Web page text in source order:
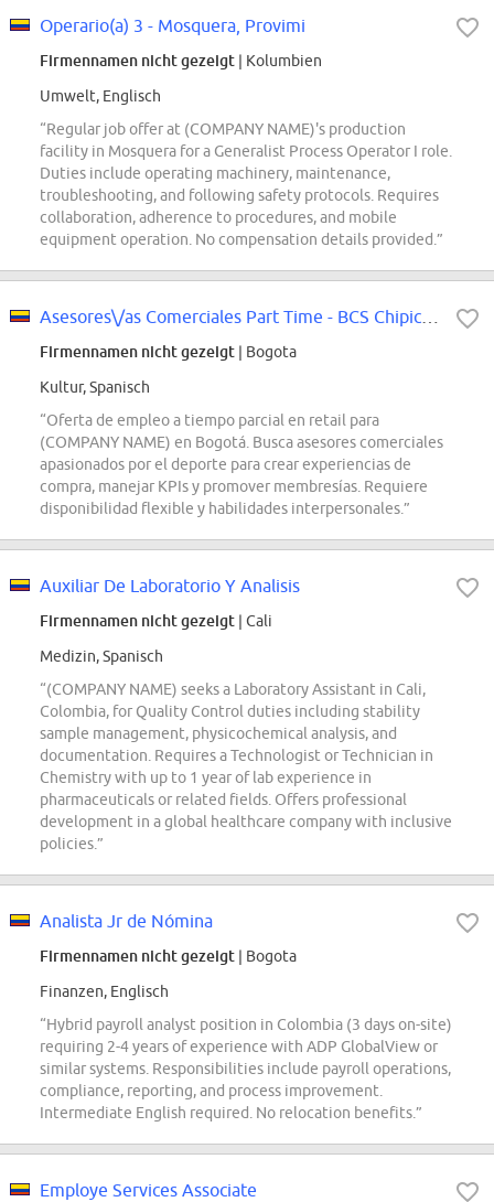
Operario(a) 3 - Mosquera, Provimi
Firmennamen nicht gezeigt | Kolumbien
Umwelt, Englisch
“Regular job offer at (COMPANY NAME)'s production
facility in Mosquera for a Generalist Process Operator I role.
Duties include operating machinery, maintenance,
troubleshooting, and following safety protocols. Requires
collaboration, adherence to procedures, and mobile
equipment operation. No compensation details provided.”
Firmennamen nicht gezeigt | Bogota
Kultur, Spanisch
“Oferta de empleo a tiempo parcial en retail para
(COMPANY NAME) en Bogotá. Busca asesores comerciales
apasionados por el deporte para crear experiencias de
compra, manejar KPIs y promover membresías. Requiere
disponibilidad flexible y habilidades interpersonales.”
Auxiliar De Laboratorio Y Analisis
Firmennamen nicht gezeigt | Cali
Medizin, Spanisch
“(COMPANY NAME) seeks a Laboratory Assistant in Cali,
Colombia, for Quality Control duties including stability
sample management, physicochemical analysis, and
documentation. Requires a Technologist or Technician in
Chemistry with up to 1 year of lab experience in
pharmaceuticals or related fields. Offers professional
development in a global healthcare company with inclusive
policies.”
Analista Jr de Nómina
Firmennamen nicht gezeigt | Bogota
Finanzen, Englisch
“Hybrid payroll analyst position in Colombia (3 days on-site)
requiring 2-4 years of experience with ADP GlobalView or
similar systems. Responsibilities include payroll operations,
compliance, reporting, and process improvement.
Intermediate English required. No relocation benefits.”
Employe Services Associate